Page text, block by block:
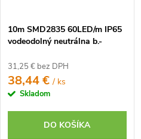
10m SMD2835 60LED/m IP65
vodeodolný neutrálna b.-
31,25 € bez DPH
38,44 €/ ks
Skladom
DO KOŠÍKA